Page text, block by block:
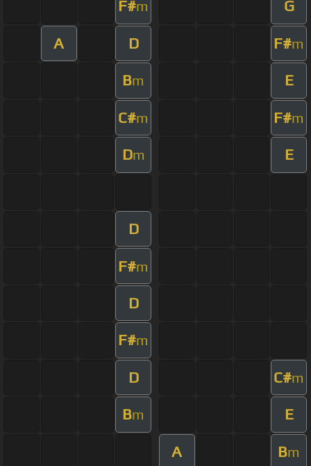
F#m G
A D F#m
Bm E
C#m F#m
Dm E
D
F#m
D
F#m
D C#m
Bm E
A Bm